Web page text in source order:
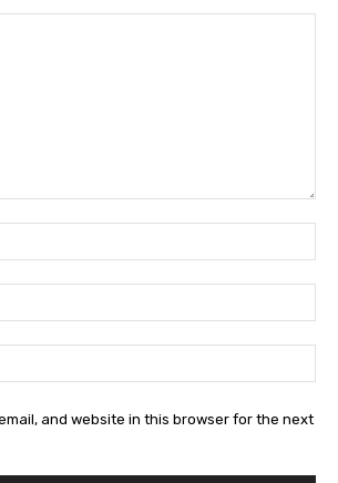
and website in this browser for the next